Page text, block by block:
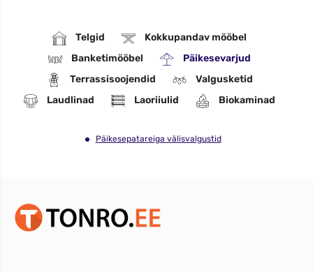
Telgid
Kokkupandav mööbel
Banketimööbel
Päikesevarjud
Terrassisoojendid
Valgusketid
Laudlinad
Laoriiulid Biokaminad
Päikesepatareiga välisvalgustid